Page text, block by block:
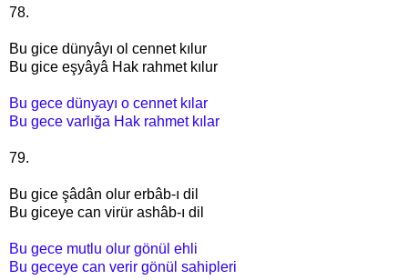
78.
Bu gice dünyâyı ol cennet kılur
Bu gice eşyâyâ Hak rahmet kılur
Bu gece dünyayı o cennet kılar
Bu gece varlığa Hak rahmet kılar
79.
Bu gice şâdân olur erbâb-ı dil
Bu giceye can virür ashâb-ı dil
Bu gece mutlu olur gönül ehli
Bu geceye can verir gönül sahipleri